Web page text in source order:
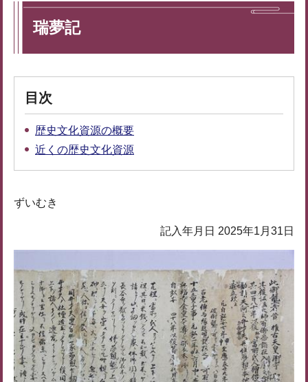
瑞夢記
目次
歴史文化資源の概要
近くの歴史文化資源
ずいむき
記入年月日 2025年1月31日